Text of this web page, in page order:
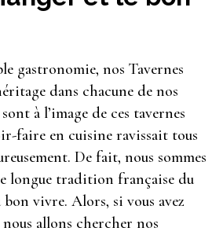
gastronomie, nos Tavernes
dans chacune de nos
à l’image de ces tavernes
faire en cuisine ravissait tous
De fait, nous sommes
longue tradition française du
vivre. Alors, si vous avez
allons chercher nos